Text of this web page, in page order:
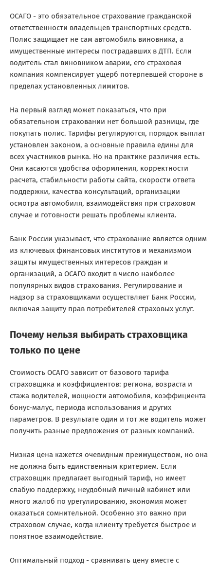
ОСАГО - это обязательное страхование гражданской
ответственности владельцев транспортных средств.
Полис защищает не сам автомобиль виновника, а
имущественные интересы пострадавших в ДТП. Если
водитель стал виновником аварии, его страховая
компания компенсирует ущерб потерпевшей стороне в
пределах установленных лимитов.
На первый взгляд может показаться, что при
обязательном страховании нет большой разницы, где
покупать полис. Тарифы регулируются, порядок выплат
установлен законом, а основные правила едины для
всех участников рынка. Но на практике различия есть.
Они касаются удобства оформления, корректности
расчета, стабильности работы сайта, скорости ответа
поддержки, качества консультаций, организации
осмотра автомобиля, взаимодействия при страховом
случае и готовности решать проблемы клиента.
Банк России указывает, что страхование является одним
из ключевых финансовых институтов и механизмом
защиты имущественных интересов граждан и
организаций, а ОСАГО входит в число наиболее
популярных видов страхования. Регулирование и
надзор за страховщиками осуществляет Банк России,
включая защиту прав потребителей страховых услуг.
Почему нельзя выбирать страховщика
только по цене
Стоимость ОСАГО зависит от базового тарифа
страховщика и коэффициентов: региона, возраста и
стажа водителей, мощности автомобиля, коэффициента
бонус-малус, периода использования и других
параметров. В результате один и тот же водитель может
получить разные предложения от разных компаний.
Низкая цена кажется очевидным преимуществом, но она
не должна быть единственным критерием. Если
страховщик предлагает выгодный тариф, но имеет
слабую поддержку, неудобный личный кабинет или
много жалоб по урегулированию, экономия может
оказаться сомнительной. Особенно это важно при
страховом случае, когда клиенту требуется быстрое и
понятное взаимодействие.
Оптимальный подход - сравнивать цену вместе с